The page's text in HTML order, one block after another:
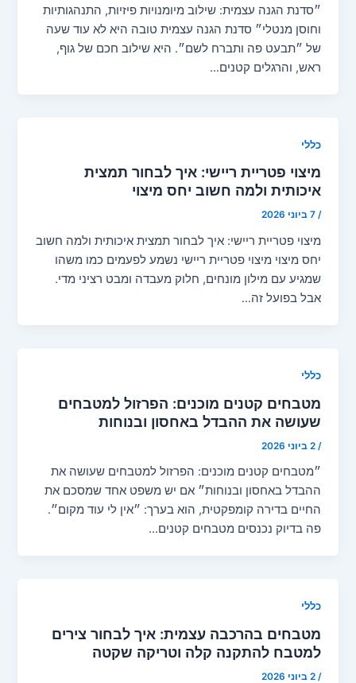
״סדנת הגנה עצמית: שילוב מיומנויות פיזיות, התנהגותיות
וחוסן מנטלי״ סדנת הגנה עצמית טובה היא לא עוד שעה
של ״תבעט פה ותברח לשם״. היא שילוב חכם של גוף,
ראש, והרגלים קטנים…
כללי
מיצוי פטריית ריישי: איך לבחור תמצית
איכותית ולמה חשוב יחס מיצוי
/7 ביוני 2026
מיצוי פטריית ריישי: איך לבחור תמצית איכותית ולמה חשוב
יחס מיצוי מיצוי פטריית ריישי נשמע לפעמים כמו משהו
שמגיע עם מילון מונחים, חלוק מעבדה ומבט רציני מדי.
אבל בפועל זה…
כללי
מטבחים קטנים מוכנים: הפרזול למטבחים
שעושה את ההבדל באחסון ובנוחות
/2 ביוני 2026
״מטבחים קטנים מוכנים: הפרזול למטבחים שעושה את
ההבדל באחסון ובנוחות״ אם יש משפט אחד שמסכם את
החיים בדירה קומפקטית, הוא בערך: ״אין לי עוד מקום״.
פה בדיוק נכנסים מטבחים קטנים…
כללי
מטבחים בהרכבה עצמית: איך לבחור צירים
למטבח להתקנה קלה וטריקה שקטה
/2 ביוני 2026